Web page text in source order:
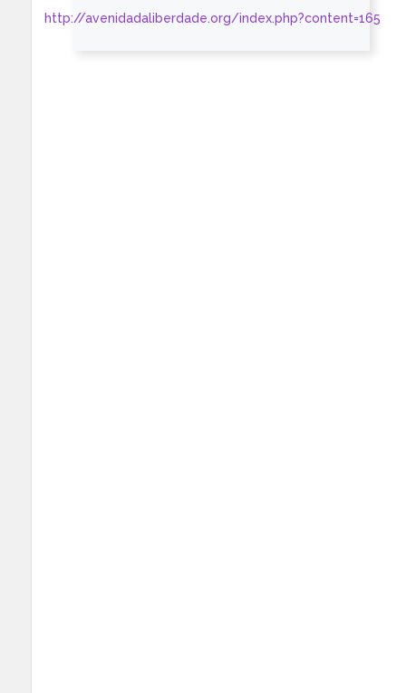
http://avenidadaliberdade.org/index.php?content=165